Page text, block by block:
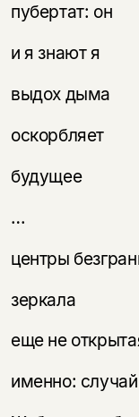
пубертат: он
и я знают я
выдох дыма
оскорбляет
будущее
…
центры
зеркала
еще не
именно: случай